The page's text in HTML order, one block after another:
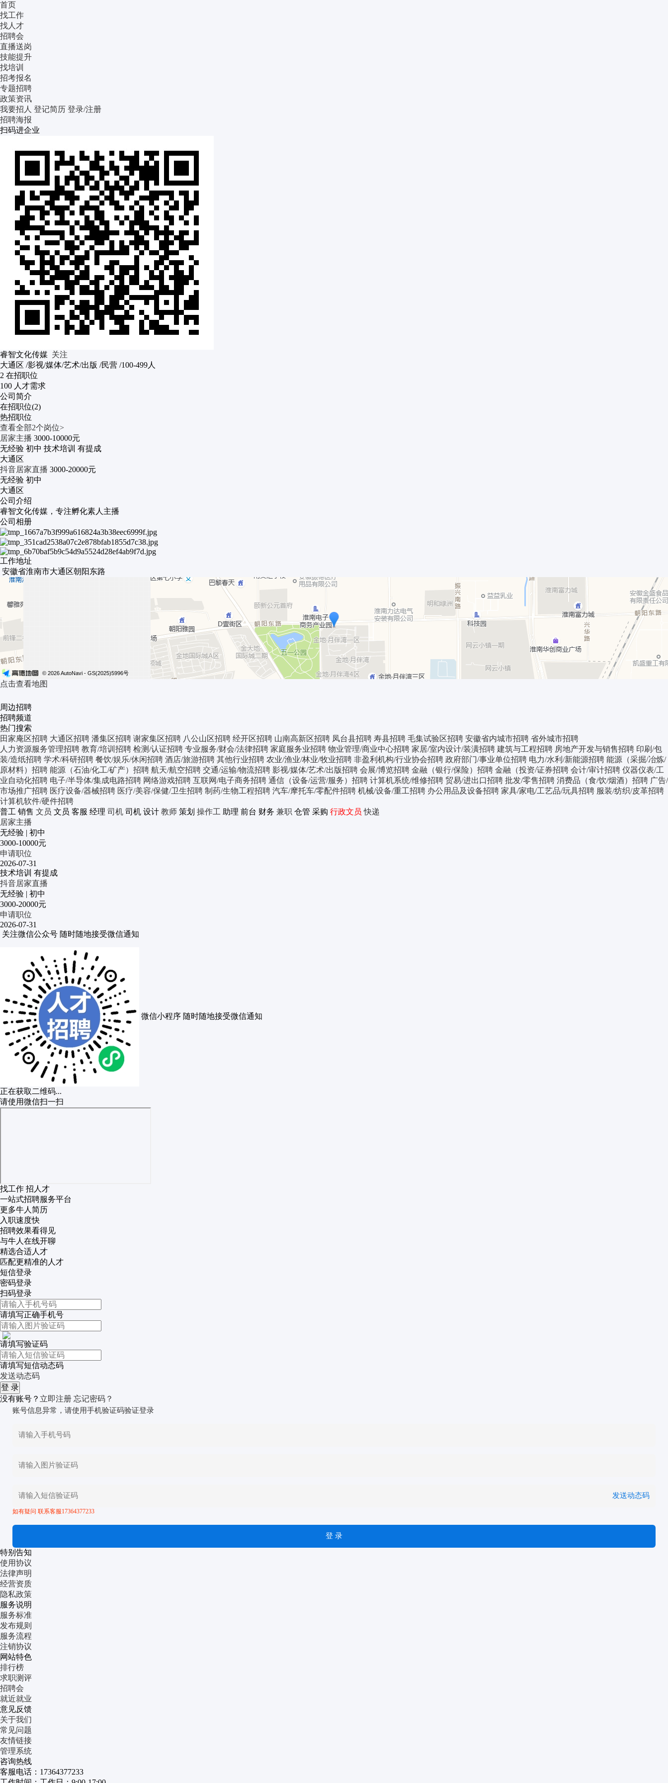
首页
找工作
找人才
招聘会
直播送岗
技能提升
找培训
招考报名
专题招聘
政策资讯
我要招人 登记简历 登录/注册
招聘海报
扫码进企业
睿智文化传媒 关注
大通区 /影视/媒体/艺术/出版 /民营 /100-499人
2 在招职位
100 人才需求
公司简介
在招职位(2)
热招职位
查看全部2个岗位>
居家主播 3000-10000元
无经验 初中 技术培训 有提成
大通区
抖音居家直播 3000-20000元
无经验 初中
大通区
公司介绍
睿智文化传媒，专注孵化素人主播
公司相册
工作地址
安徽省淮南市大通区朝阳东路
© 2026 AutoNavi - GS(2025)5996号
点击查看地图
周边招聘
招聘频道
热门搜索
田家庵区招聘 大通区招聘 潘集区招聘 谢家集区招聘 八公山区招聘 经开区招聘 山南高新区招聘 凤台县招聘 寿县招聘 毛集试验区招聘 安徽省内城市招聘 省外城市招聘
人力资源服务管理招聘 教育/培训招聘 检测/认证招聘 专业服务/财会/法律招聘 家庭服务业招聘 物业管理/商业中心招聘 家居/室内设计/装潢招聘 建筑与工程招聘 房地产开发与销售招聘 印刷/包
装/造纸招聘 学术/科研招聘 餐饮/娱乐/休闲招聘 酒店/旅游招聘 其他行业招聘 农业/渔业/林业/牧业招聘 非盈利机构/行业协会招聘 政府部门/事业单位招聘 电力/水利/新能源招聘 能源（采掘/冶炼/
原材料）招聘 能源（石油/化工/矿产）招聘 航天/航空招聘 交通/运输/物流招聘 影视/媒体/艺术/出版招聘 会展/博览招聘 金融（银行/保险）招聘 金融（投资/证券招聘 会计/审计招聘 仪器仪表/工
业自动化招聘 电子/半导体/集成电路招聘 网络游戏招聘 互联网/电子商务招聘 通信（设备/运营/服务）招聘 计算机系统/维修招聘 贸易/进出口招聘 批发/零售招聘 消费品（食/饮/烟酒）招聘 广告/
市场推广招聘 医疗设备/器械招聘 医疗/美容/保健/卫生招聘 制药/生物工程招聘 汽车/摩托车/零配件招聘 机械/设备/重工招聘 办公用品及设备招聘 家具/家电/工艺品/玩具招聘 服装/纺织/皮革招聘
计算机软件/硬件招聘
普工 销售 文员 文员 客服 经理 司机 司机 设计 教师 策划 操作工 助理 前台 财务 兼职 仓管 采购 行政文员 快递
居家主播
无经验 | 初中
3000-10000元
申请职位
2026-07-31
技术培训 有提成
抖音居家直播
无经验 | 初中
3000-20000元
申请职位
2026-07-31
关注微信公众号 随时随地接受微信通知
微信小程序 随时随地接受微信通知
正在获取二维码...
请使用微信扫一扫
找工作 招人才
一站式招聘服务平台
更多牛人简历
入职速度快
招聘效果看得见
与牛人在线开聊
精选合适人才
匹配更精准的人才
短信登录
密码登录
扫码登录
请填写正确手机号
请填写验证码
请填写短信动态码
发送动态码
没有账号？ 立即注册 忘记密码？
账号信息异常，请使用手机验证码验证登录
发送动态码
如有疑问 联系客服17364377233
特别告知
使用协议
法律声明
经营资质
隐私政策
服务说明
服务标准
发布规则
服务流程
注销协议
网站特色
排行榜
求职测评
招聘会
就近就业
意见反馈
关于我们
常见问题
友情链接
管理系统
咨询热线
客服电话：17364377233